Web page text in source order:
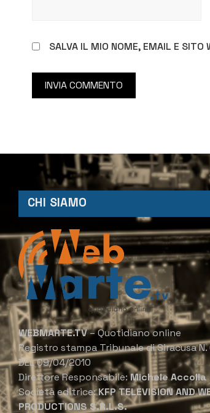
SALVA IL MIO NOME, EMAIL E SITO
CHI SIAMO
WEBMARTE.TV– Quotidiano online
Registro stampa Tribunale di Siracusa
DEL 09/04/2010
Direttore Responsabile:Michele Accolla
Società editrice:KFP TELEVISION AND
PRODUCTIONS S.R.L.S.